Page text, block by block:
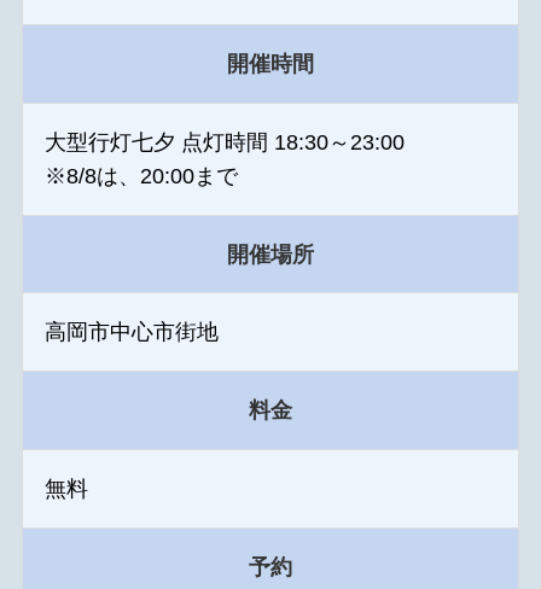
開催時間
大型行灯七夕 点灯時間 18:30～23:00
※8/8は、20:00まで
開催場所
高岡市中心市街地
料金
無料
予約